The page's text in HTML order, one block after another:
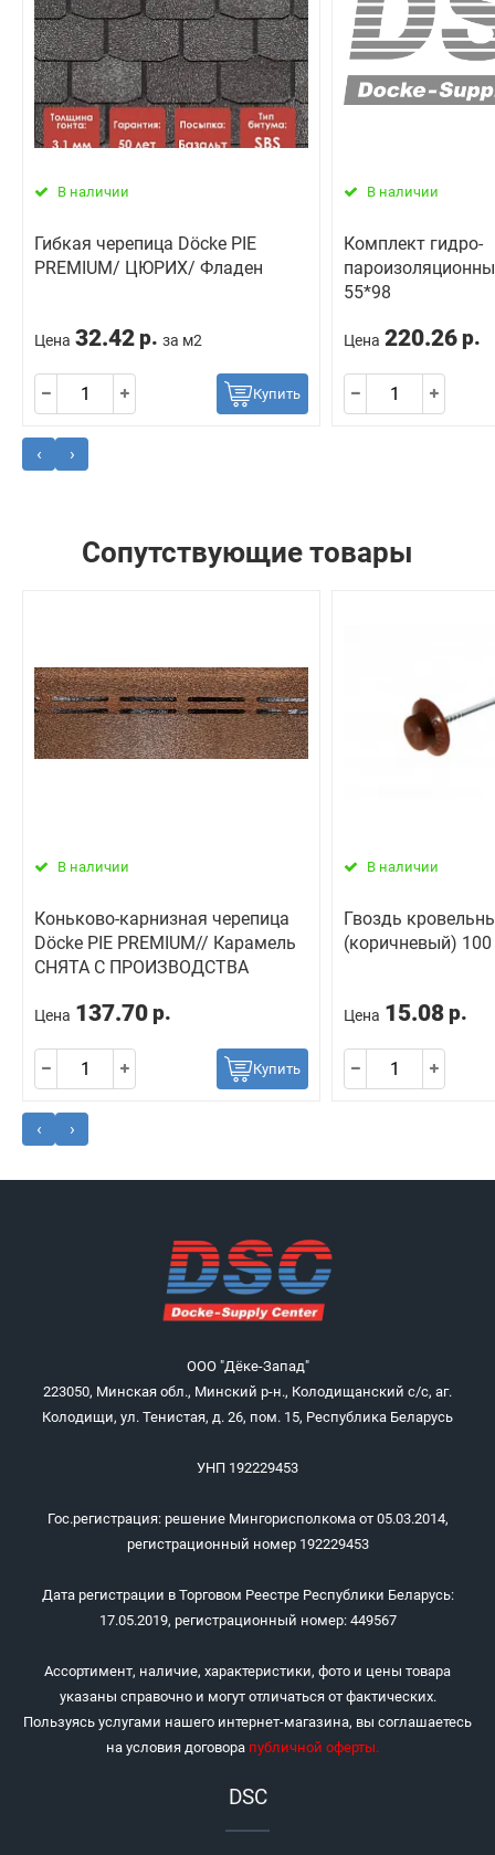
В наличии
Гибкая черепица Döcke PIE
PREMIUM/ ЦЮРИХ/ Фладен
Цена 32.42 р. за м2
Купить
В наличии
Комплект гидро-
55*98
Цена 220.26 р.
‹ ›
Сопутствующие товары
В наличии
Коньково-карнизная черепица
Döcke PIE PREMIUM// Карамель
СНЯТА С ПРОИЗВОДСТВА
Цена 137.70 р.
Купить
В наличии
Гвоздь
(коричневый)
Цена 15.08 р.
‹ ›
ООО "Дёке-Запад"
223050, Минская обл., Минский р-н., Колодищанский с/с, аг.
Колодищи, ул. Тенистая, д. 26, пом. 15, Республика Беларусь
УНП 192229453
Гос.регистрация: решение Мингорисполкома от 05.03.2014,
регистрационный номер 192229453
Дата регистрации в Торговом Реестре Республики Беларусь:
17.05.2019, регистрационный номер: 449567
Ассортимент, наличие, характеристики, фото и цены товара
указаны справочно и могут отличаться от фактических.
Пользуясь услугами нашего интернет-магазина, вы соглашаетесь
на условия договора публичной оферты.
DSC